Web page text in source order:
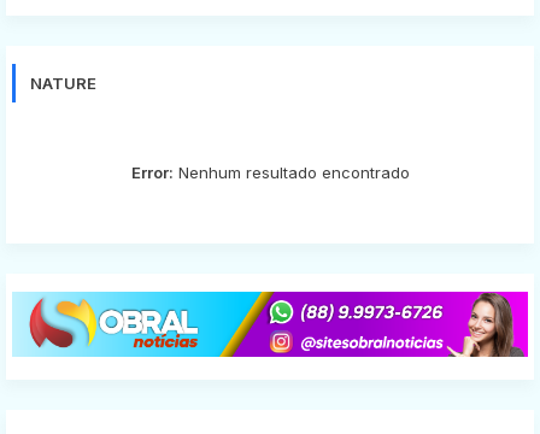
NATURE
Error: Nenhum resultado encontrado